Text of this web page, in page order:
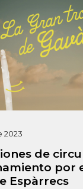
2023
de
por
Espàrrecs